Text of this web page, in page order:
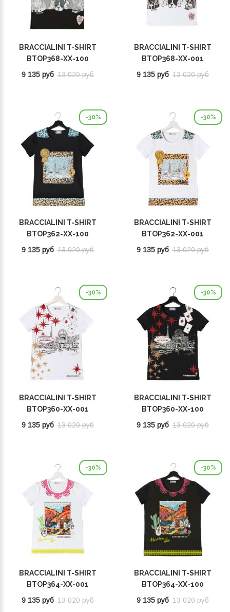
BRACCIALINI T-SHIRT
BTOP368-XX-100
9 135 руб 13 020 руб
BRACCIALINI T-SHIRT
BTOP368-XX-001
9 135 руб 13 020 руб
-30%
BRACCIALINI T-SHIRT
BTOP362-XX-100
9 135 руб 13 020 руб
-30%
BRACCIALINI T-SHIRT
BTOP362-XX-001
9 135 руб 13 020 руб
-30%
BRACCIALINI T-SHIRT
BTOP360-XX-001
9 135 руб 13 020 руб
-30%
BRACCIALINI T-SHIRT
BTOP360-XX-100
9 135 руб 13 020 руб
-30%
BRACCIALINI T-SHIRT
BTOP364-XX-001
9 135 руб 13 020 руб
-30%
BRACCIALINI T-SHIRT
BTOP364-XX-100
9 135 руб 13 020 руб